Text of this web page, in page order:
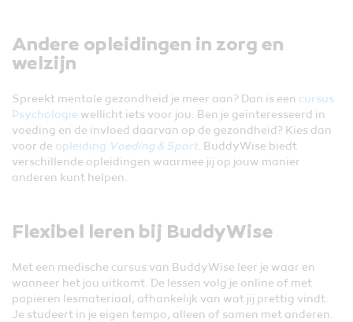
Andere opleidingen in zorg en
welzijn
Spreekt mentale gezondheid je meer aan? Dan is een cursus
Psychologie wellicht iets voor jou. Ben je geïnteresseerd in
voeding en de invloed daarvan op de gezondheid? Kies dan
voor de opleiding Voeding & Sport. BuddyWise biedt
verschillende opleidingen waarmee jij op jouw manier
anderen kunt helpen.
Flexibel leren bij BuddyWise
Met een medische cursus van BuddyWise leer je waar en
wanneer het jou uitkomt. De lessen volg je online of met
papieren lesmateriaal, afhankelijk van wat jij prettig vindt.
Je studeert in je eigen tempo, alleen of samen met anderen.